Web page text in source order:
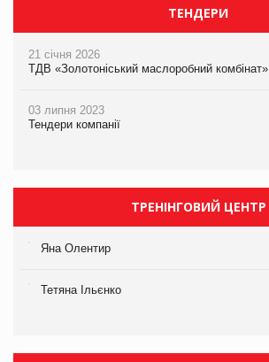
ТЕНДЕРИ
21 січня 2026
ТДВ «Золотоніський маслоробний комбінат»
03 липня 2023
Тендери компанії
ТРЕНІНГОВИЙ ЦЕНТР
Яна Олентир
Тетяна Ільєнко